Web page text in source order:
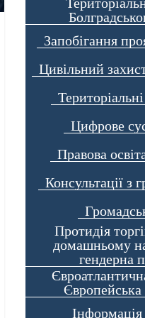
Запобігання
Цивільний
Цифрове
Правова
Консультації з
Протидія
домашньому
гендерна
Європейська